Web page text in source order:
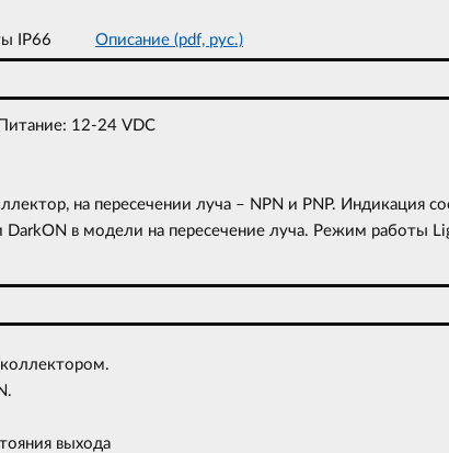
IP66 Описание (pdf, рус.)
12-24 VDC
на пересечении луча – NPN и PNP. Индикация
в модели на пересечение луча. Режим работы
выхода